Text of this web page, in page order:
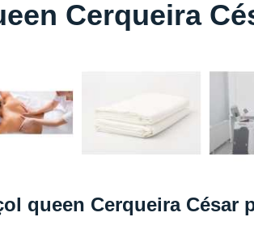
Lavagem de
Lavagem de
Lavagem Toalha de Banho
Lavagem de
Lavagem de
Cerqueira
queen Cerqueira César